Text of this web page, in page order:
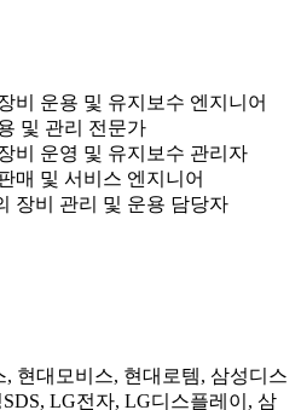
비 운용 및 유지보수 엔지니어
및 관리 전문가
비 운영 및 유지보수 관리자
매 및 서비스 엔지니어
장비 관리 및 운용 담당자
현대모비스, 현대로템, 삼성디스
LG전자, LG디스플레이, 삼